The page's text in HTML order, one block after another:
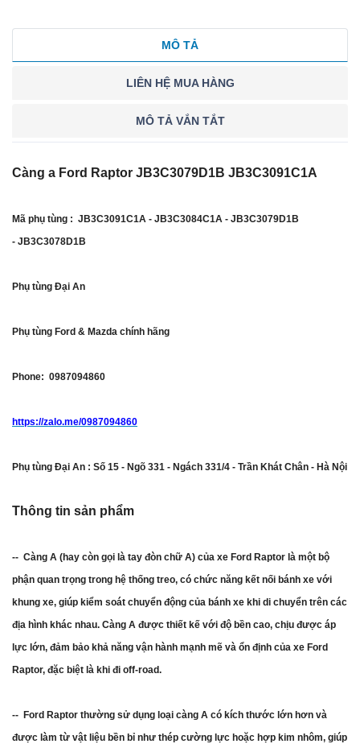
MÔ TẢ
LIÊN HỆ MUA HÀNG
MÔ TẢ VẮN TẮT
Càng a Ford Raptor JB3C3079D1B JB3C3091C1A
Mã phụ tùng : JB3C3091C1A - JB3C3084C1A - JB3C3079D1B
- JB3C3078D1B
Phụ tùng Đại An
Phụ tùng Ford & Mazda chính hãng
Phone: 0987094860
https://zalo.me/0987094860
Phụ tùng Đại An : Số 15 - Ngõ 331 - Ngách 331/4 - Trần Khát Chân - Hà Nội
Thông tin sản phẩm
-- Càng A (hay còn gọi là tay đòn chữ A) của xe Ford Raptor là một bộ
phận quan trọng trong hệ thống treo, có chức năng kết nối bánh xe với
khung xe, giúp kiểm soát chuyển động của bánh xe khi di chuyển trên các
địa hình khác nhau. Càng A được thiết kế với độ bền cao, chịu được áp
lực lớn, đảm bảo khả năng vận hành mạnh mẽ và ổn định của xe Ford
Raptor, đặc biệt là khi đi off-road.
-- Ford Raptor thường sử dụng loại càng A có kích thước lớn hơn và
được làm từ vật liệu bền bỉ như thép cường lực hoặc hợp kim nhôm, giúp